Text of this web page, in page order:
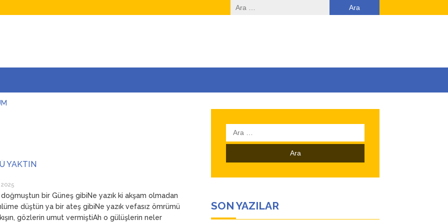
Arama:
YAKTIN
2025
doğmuştun bir Güneş gibiNe yazık ki akşam olmadan
düştün ya bir ateş gibiNe yazık vefasız ömrümü
gözlerin umut vermiştiAh o gülüşlerin neler
Arama:
SON YAZILAR